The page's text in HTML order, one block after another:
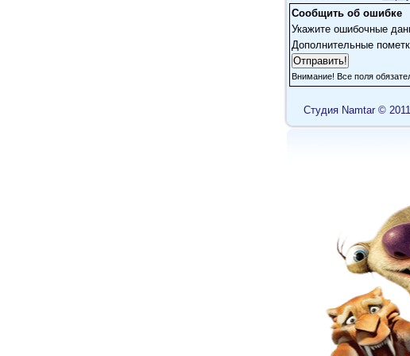
Сообщить об ошибке
Укажите ошибочные
Дополнительные
Внимание! Все поля
Cтудия Namtar ©